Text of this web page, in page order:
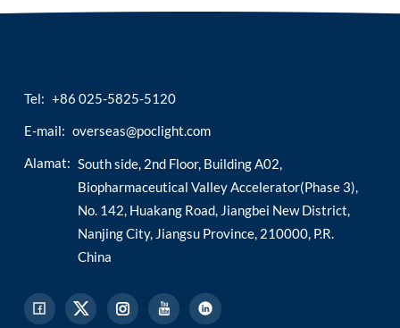
Tel: +86 025-5825-5120
E-mail: overseas@poclight.com
Alamat: South side, 2nd Floor, Building A02,
Biopharmaceutical Valley Accelerator(Phase 3),
No. 142, Huakang Road, Jiangbei New District,
Nanjing City, Jiangsu Province, 210000, P.R.
China